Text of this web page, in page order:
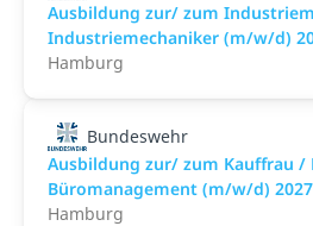
Ausbildung zur/ zum
Industriemechaniker (m/w/d)
Hamburg
Bundeswehr
Ausbildung zur/ zum Kauffrau /
Büromanagement (m/w/d) 2027
Hamburg